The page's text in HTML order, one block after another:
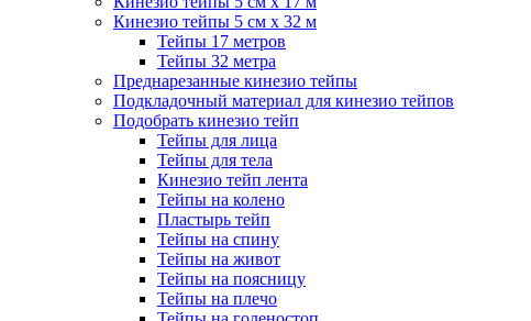
Кинезио тейпы 5 см х 32 м
Тейпы 17 метров
Тейпы 32 метра
Преднарезанные кинезио тейпы
Подкладочный материал для кинезио тейпов
Подобрать кинезио тейп
Тейпы для лица
Тейпы для тела
Кинезио тейп лента
Тейпы на колено
Пластырь тейп
Тейпы на спину
Тейпы на живот
Тейпы на поясницу
Тейпы на плечо